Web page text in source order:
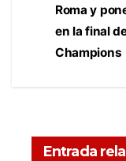
Roma y
en la final
Champions
Entrada